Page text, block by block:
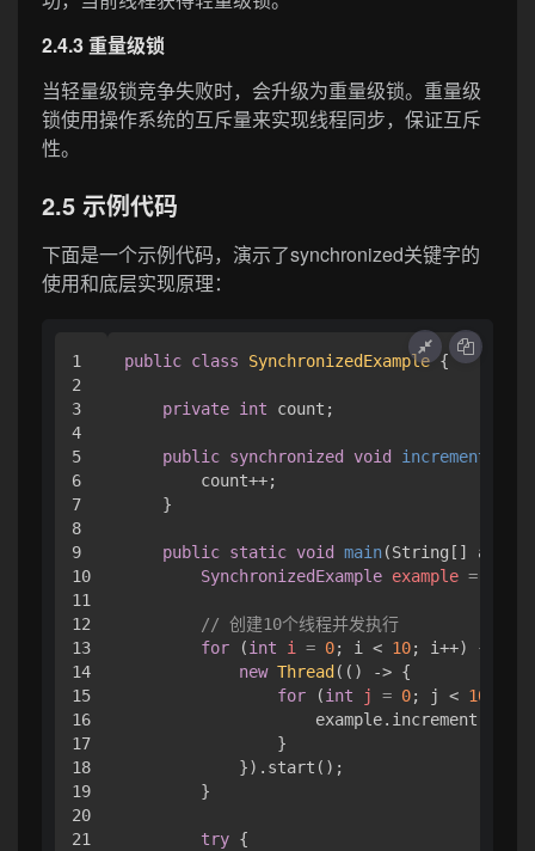
2.4.3 重量级锁
当轻量级锁竞争失败时，会升级为重量级锁。重量级
锁使用操作系统的互斥量来实现线程同步，保证互斥
性。
2.5 示例代码
下面是一个示例代码，演示了synchronized关键字的
使用和底层实现原理：
1
2
3
4
5
6
7
8
9
10
11
12
13
14
15
16
17
18
19
20
21
public class SynchronizedExample {
private int count;
public synchronized void increment
        count++;
    }
public static void main(String[] args)
SynchronizedExample example =
// 创建10个线程并发执行
for (int i = 0; i < 10; i++) {
new Thread (() -> {
for (int j = 0; j < 1000
                    example.increment();
                }
            }).start();
        }
try {